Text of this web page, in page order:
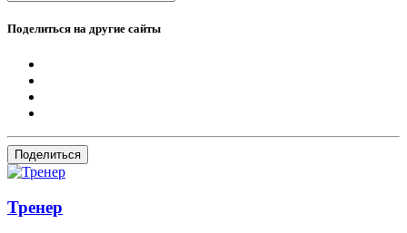
Поделиться на другие сайты
Поделиться
Тренер